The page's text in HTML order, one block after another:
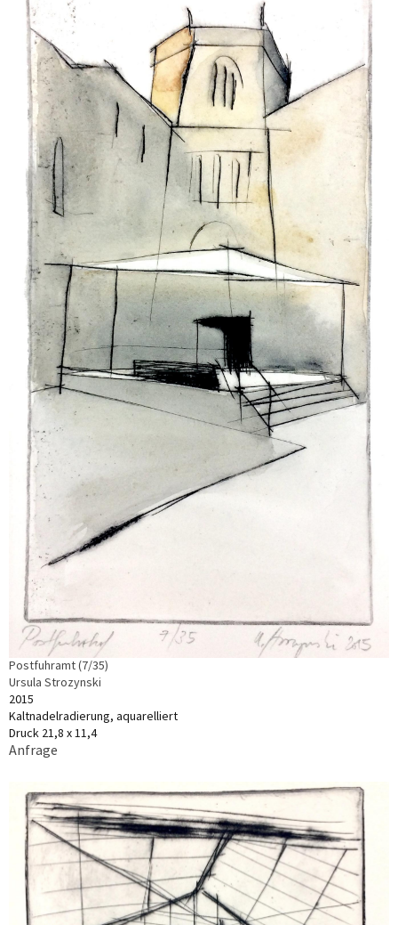
Postfuhramt (7/35)
Ursula Strozynski
2015
Kaltnadelradierung, aquarelliert
Druck 21,8 x 11,4
Anfrage